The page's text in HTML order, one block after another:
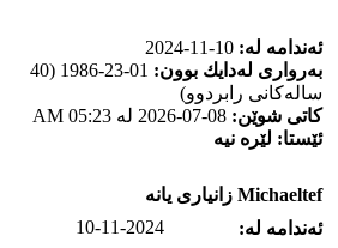
ئه‌ندامه‌ له‌:
به‌رواری له‌دایك بوون:
01-23-1986 (40
ساله‌كانی رابردوو)
كاتی شوێن:
ئێستا: لێره‌ نیه‌
Michaeltef زانیاری یانه‌
ئه‌ندامه‌ له‌:
10-11-2024